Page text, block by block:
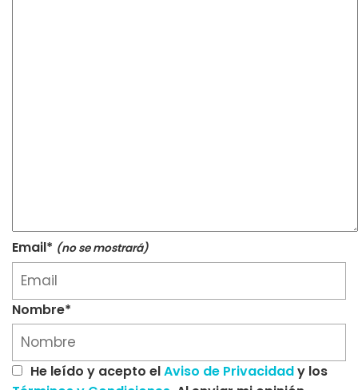
Email* (no se mostrará)
Nombre*
He leído y acepto elAviso de Privacidady los